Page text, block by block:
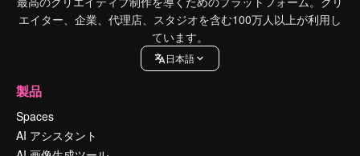
エイター、企業、代理店、スタジオを含む100万人以上が利用し
ています。
日本語
製品
Spaces
AI アシスタント